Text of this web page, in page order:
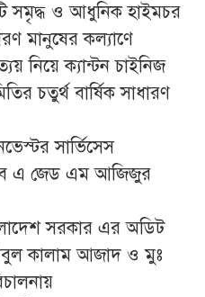
সমৃদ্ধ ও আধুনিক হাইমচর
মানুষের কল্যাণে
নিয়ে ক্যান্টন চাইনিজ
চতুর্থ বার্ষিক সাধারণ
সার্ভিসেস
এ জেড এম আজিজুর
সরকার এর অডিট
কালাম আজাদ ও মুঃ